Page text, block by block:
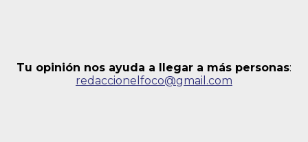
Tu opinión nos ayuda a llegar a más personas:
redaccionelfoco@gmail.com